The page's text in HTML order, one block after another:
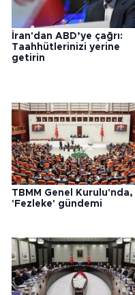
İran'dan ABD’ye çağrı:
Taahhütlerinizi yerine
getirin
TBMM Genel Kurulu'nda,
'Fezleke' gündemi